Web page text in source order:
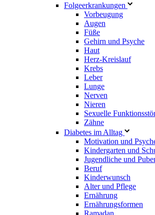
Folgeerkrankungen
Vorbeugung
Augen
Füße
Gehirn und Psyche
Haut
Herz-Kreislauf
Krebs
Leber
Lunge
Nerven
Nieren
Sexuelle
Zähne
Diabetes im Alltag
Motivation und
Kindergarten und
Jugendliche und
Beruf
Kinderwunsch
Alter und Pflege
Ernährung
Ernährungsformen
Ramadan